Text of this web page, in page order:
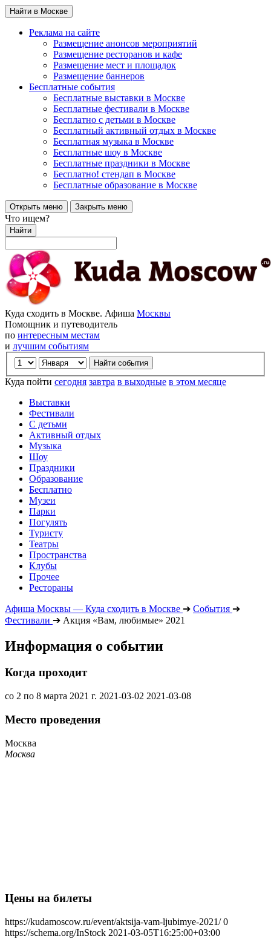
Найти в Москве
Реклама на сайте
Размещение анонсов мероприятий
Размещение ресторанов и кафе
Размещение мест и площадок
Размещение баннеров
Бесплатные события
Бесплатные выставки в Москве
Бесплатные фестивали в Москве
Бесплатно с детьми в Москве
Бесплатный активный отдых в Москве
Бесплатная музыка в Москве
Бесплатные шоу в Москве
Бесплатные праздники в Москве
Бесплатно! стендап в Москве
Бесплатные образование в Москве
Открыть меню Закрыть меню
Что ищем?
Найти
Куда сходить в Москве. Афиша Москвы
Помощник и путеводитель
по интересным местам
и лучшим событиям
Куда пойти сегодня завтра в выходные в этом месяце
Выставки
Фестивали
С детьми
Активный отдых
Музыка
Шоу
Праздники
Образование
Бесплатно
Музеи
Парки
Погулять
Туристу
Театры
Пространства
Клубы
Прочее
Рестораны
Афиша Москвы — Куда сходить в Москве ➔ События ➔
Фестивали ➔ Акция «Вам, любимые» 2021
Информация о событии
Когда проходит
со 2 по 8 марта 2021 г. 2021-03-02 2021-03-08
Место проведения
Москва
Москва
Цены на билеты
https://kudamoscow.ru/event/aktsija-vam-ljubimye-2021/ 0
https://schema.org/InStock 2021-03-05T16:25:00+03:00